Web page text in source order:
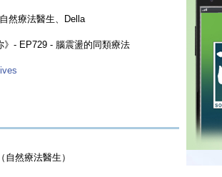
然療法醫生、Della
》- EP729 - 腦震盪的同類療法
然療法醫生）